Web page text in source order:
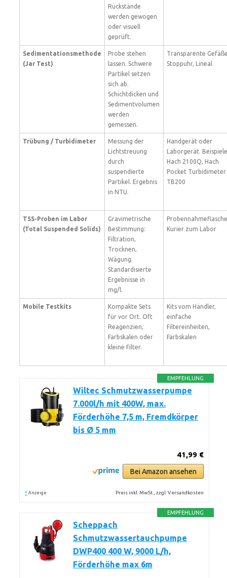
Rückstände
werden gewogen
oder visuell
geprüft.
Sedimentationsmethode
(Jar Test)
Probe stehen
lassen. Schwere
Partikel setzen
sich ab.
Schichtdicken und
Sedimentvolumen
werden
gemessen.
Transparente
Stoppuhr, Lineal
Trübung / Turbidimeter
Messung der
Lichtstreuung
durch
suspendierte
Partikel. Ergebnis
in NTU.
Handgerät oder
Laborgerät.
Hach 2100Q, Hach
Pocket Turbidimeter
TB200
TSS-Proben im Labor
(Total Suspended Solids)
Gravimetrische
Bestimmung:
Filtration,
Trocknen,
Wägung.
Standardisierte
Ergebnisse in
mg/l.
Kurier zum Labor
Mobile Testkits
Kompakte Sets
für vor Ort. Oft
Reagenzien,
Farbskalen oder
kleine Filter.
Kits vom Händler,
einfache
Filtereinheiten,
Farbskalen
EMPFEHLUNG
Wiltec Schmutzwasserpumpe
7.000l/h mit 400W, max.
Förderhöhe 7,5 m, Fremdkörper
bis Ø 5 mm
41,99 €
Bei Amazon ansehen
* Anzeige Preis inkl. MwSt., zzgl. Versandkosten
EMPFEHLUNG
Scheppach
Schmutzwassertauchpumpe
DWP400 400 W, 9000 L/h,
Förderhöhe max 6m